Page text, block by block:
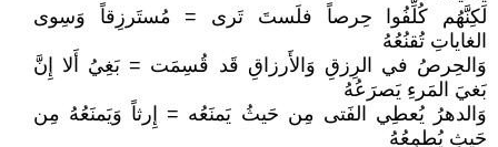
لَكِنَّهُم كُلِّفُوا حِرصاً فلَستَ تَرى = مُستَرزِقاً وَسِوى
الغاياتِ تُقنُعُهُ
وَالحِرصُ في الرِزقِ وَالأَرزاقِ قَد قُسِمَت = بَغِيُ أَلا إِنَّ
بَغيَ المَرءِ يَصرَعُهُ
وَالدهرُ يُعطِي الفَتى مِن حَيثُ يَمنَعُه = إِرثاً وَيَمنَعُهُ مِن
حَيثِ يُطمِعُهُ